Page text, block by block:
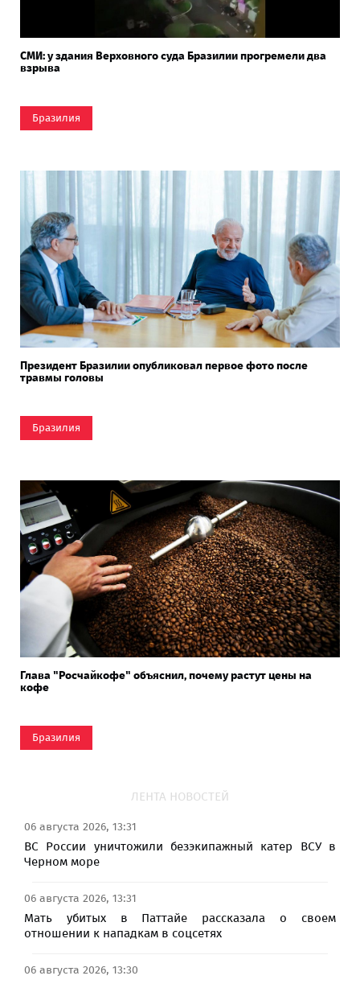
СМИ: у здания Верховного суда Бразилии прогремели два
взрыва
Бразилия
Президент Бразилии опубликовал первое фото после
травмы головы
Бразилия
Глава "Росчайкофе" объяснил, почему растут цены на
кофе
Бразилия
ЛЕНТА НОВОСТЕЙ
06 августа 2026, 13:31
ВС России уничтожили безэкипажный катер ВСУ в
Черном море
06 августа 2026, 13:31
Мать убитых в Паттайе рассказала о своем
отношении к нападкам в соцсетях
06 августа 2026, 13:30